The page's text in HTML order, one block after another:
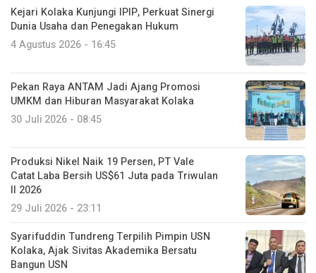
Kejari Kolaka Kunjungi IPIP, Perkuat Sinergi
Dunia Usaha dan Penegakan Hukum
4 Agustus 2026 - 16:45
Pekan Raya ANTAM Jadi Ajang Promosi
UMKM dan Hiburan Masyarakat Kolaka
30 Juli 2026 - 08:45
Produksi Nikel Naik 19 Persen, PT Vale
Catat Laba Bersih US$61 Juta pada Triwulan
II 2026
29 Juli 2026 - 23:11
Syarifuddin Tundreng Terpilih Pimpin USN
Kolaka, Ajak Sivitas Akademika Bersatu
Bangun USN